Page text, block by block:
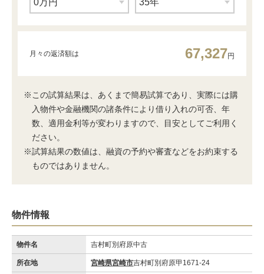
月々の返済額は 67,327円
※この試算結果は、あくまで簡易試算であり、実際には購
入物件や金融機関の諸条件により借り入れの可否、年
数、適用金利等が変わりますので、目安としてご利用く
ださい。
※試算結果の数値は、融資の予約や審査などをお約束する
ものではありません。
物件情報
物件名 吉村町別府原中古
所在地 宮崎県宮崎市吉村町別府原甲1671-24